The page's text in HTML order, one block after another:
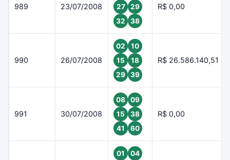
989 23/07/2008
27
29
32
38
R$ 0,00
990 26/07/2008
02
10
15
18
29
39
R$ 26.586.140,51
991 30/07/2008
08
09
15
38
41
60
R$ 0,00
01
04